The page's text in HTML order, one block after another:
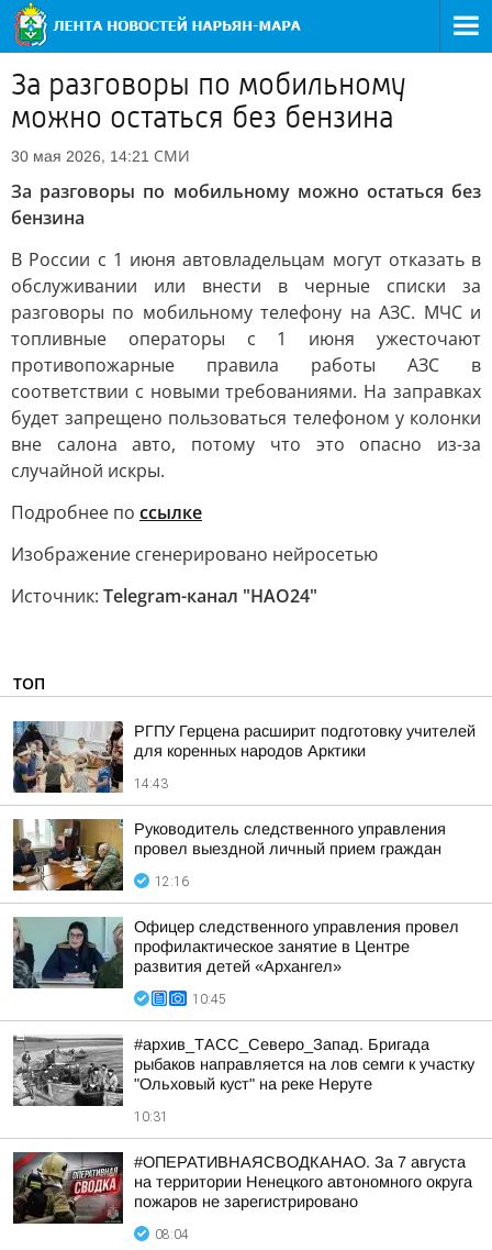
За разговоры по мобильному
можно остаться без бензина
30 мая 2026, 14:21 СМИ
За разговоры по мобильному можно остаться без
бензина
В России с 1 июня автовладельцам могут отказать в
обслуживании или внести в черные списки за
разговоры по мобильному телефону на АЗС. МЧС и
топливные операторы с 1 июня ужесточают
противопожарные правила работы АЗС в
соответствии с новыми требованиями. На заправках
будет запрещено пользоваться телефоном у колонки
вне салона авто, потому что это опасно из-за
случайной искры.
Подробнее по ссылке
Изображение сгенерировано нейросетью
Источник: Telegram-канал "НAO24"
ТОП
РГПУ Герцена расширит подготовку учителей
для коренных народов Арктики
14:43
Руководитель следственного управления
провел выездной личный прием граждан
12:16
Офицер следственного управления провел
профилактическое занятие в Центре
развития детей «Архангел»
10:45
#архив_ТАСС_Северо_Запад. Бригада
рыбаков направляется на лов семги к участку
"Ольховый куст" на реке Неруте
10:31
#ОПЕРАТИВНАЯСВОДКАНАО. За 7 августа
на территории Ненецкого автономного округа
пожаров не зарегистрировано
08:04